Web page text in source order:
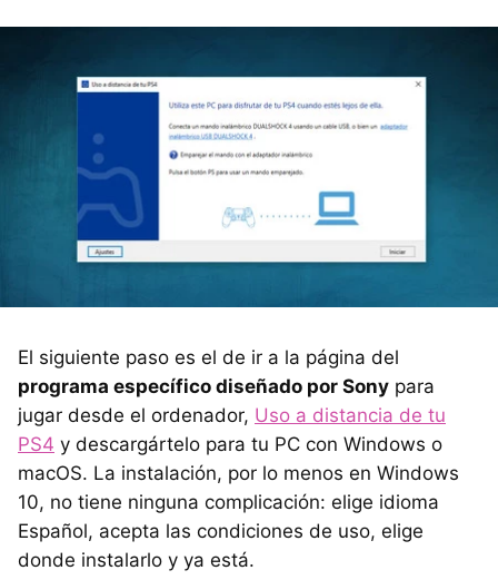
El siguiente paso es el de ir a la página del
programa específico diseñado por Sony para
jugar desde el ordenador, Uso a distancia de tu
PS4 y descargártelo para tu PC con Windows o
macOS. La instalación, por lo menos en Windows
10, no tiene ninguna complicación: elige idioma
Español, acepta las condiciones de uso, elige
donde instalarlo y ya está.